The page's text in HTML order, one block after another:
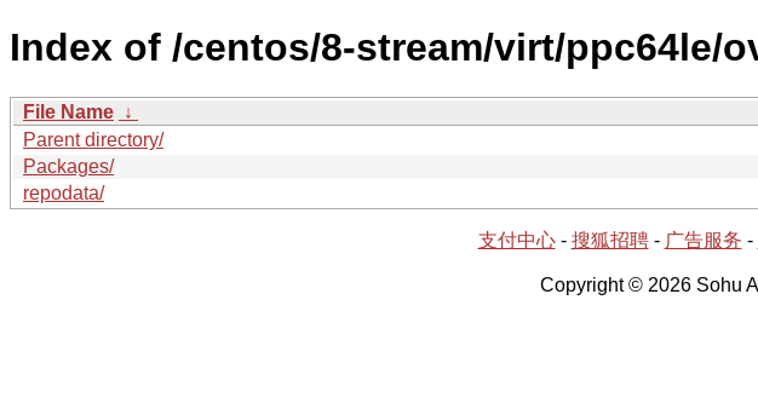
Index of /centos/8-stream/virt/ppc64le/
File Name ↓
Parent directory/
Packages/
repodata/
支付中心- 搜狐招聘- 广告服务 -
Copyright © 2026 Sohu